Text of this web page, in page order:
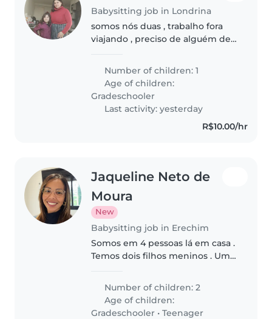
Babysitting job in Londrina
somos nós duas , trabalho fora
viajando , preciso de alguém de
Number of children: 1
Age of children:
Gradeschooler
Last activity: yesterday
R$10.00/hr
Jaqueline Neto de
Moura
New
Babysitting job in Erechim
Somos em 4 pessoas lá em casa .
Temos dois filhos meninos . Um
Ambos calmos e carinhosos /
afetuosos . O menor só precisa
de auxílio quando evacua..
Number of children: 2
Age of children:
Gradeschooler •Teenager